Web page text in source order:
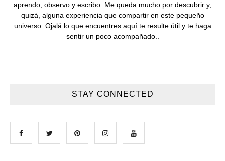
aprendo, observo y escribo. Me queda mucho por descubrir y,
quizá, alguna experiencia que compartir en este pequeño
universo. Ojalá lo que encuentres aquí te resulte útil y te haga
sentir un poco acompañado..
STAY CONNECTED